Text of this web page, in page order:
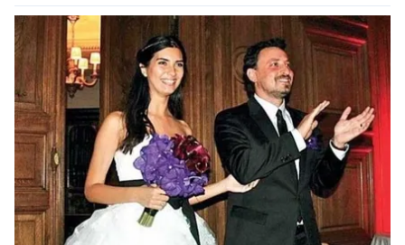
almak için lütfentıklayınız.